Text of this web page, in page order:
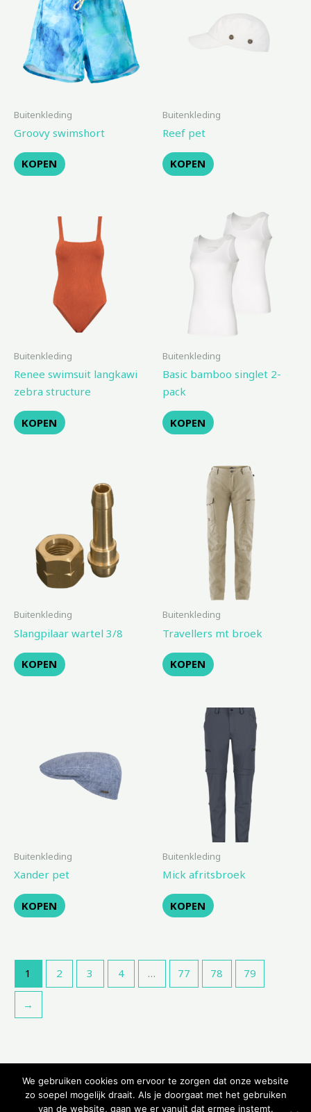
Buitenkleding
Groovy swimshort
KOPEN
Buitenkleding
Reef pet
KOPEN
Buitenkleding
Renee swimsuit langkawi
zebra structure
KOPEN
Buitenkleding
Basic bamboo singlet 2-
pack
KOPEN
Buitenkleding
Slangpilaar wartel 3/8
KOPEN
Buitenkleding
Travellers mt broek
KOPEN
Buitenkleding
Xander pet
KOPEN
Buitenkleding
Mick afritsbroek
KOPEN
1 2 3 4 … 77 78 79
→
We gebruiken cookies om ervoor te zorgen dat onze website
zo soepel mogelijk draait. Als je doorgaat met het gebruiken
van de website, gaan we er vanuit dat ermee instemt.